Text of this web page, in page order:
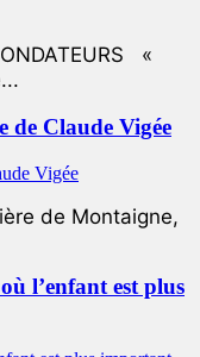
«
Claude Vigée
de Montaigne,
l’enfant est plus